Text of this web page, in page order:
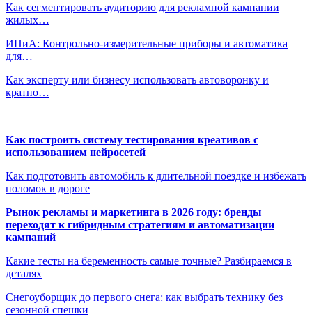
Как сегментировать аудиторию для рекламной кампании
жилых…
ИПиА: Контрольно-измерительные приборы и автоматика
для…
Как эксперту или бизнесу использовать автоворонку и
кратно…
Как построить систему тестирования креативов с
использованием нейросетей
Как подготовить автомобиль к длительной поездке и избежать
поломок в дороге
Рынок рекламы и маркетинга в 2026 году: бренды
переходят к гибридным стратегиям и автоматизации
кампаний
Какие тесты на беременность самые точные? Разбираемся в
деталях
Снегоуборщик до первого снега: как выбрать технику без
сезонной спешки